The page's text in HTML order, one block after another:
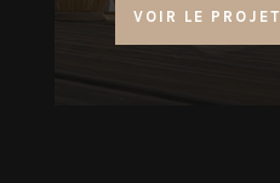
VOIR LE PROJET